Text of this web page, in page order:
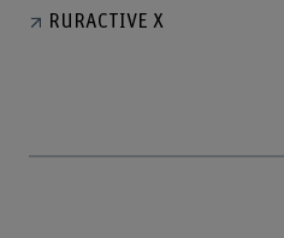
RURACTIVE X